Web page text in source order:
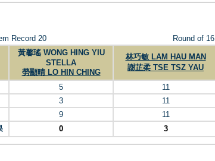
Record 20
Round of 16
黃馨瑤 WONG HING YIU
STELLA
勞顯晴 LO HIN CHING
林巧敏 LAM HAU MAN
謝芷柔 TSE TSZ YAU
5
11
3
11
9
11
0 3